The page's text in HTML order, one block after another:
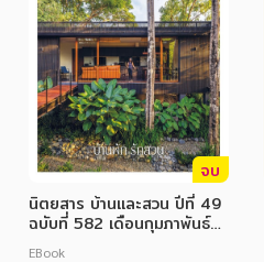
จบ
นิตยสาร บ้านและสวน ปีที่ 49
ฉบับที่ 582 เดือนกุมภาพันธ์
2568
EBook